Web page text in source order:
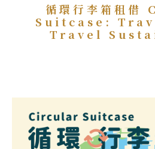
循環行李箱租
Suitcase:
Travel